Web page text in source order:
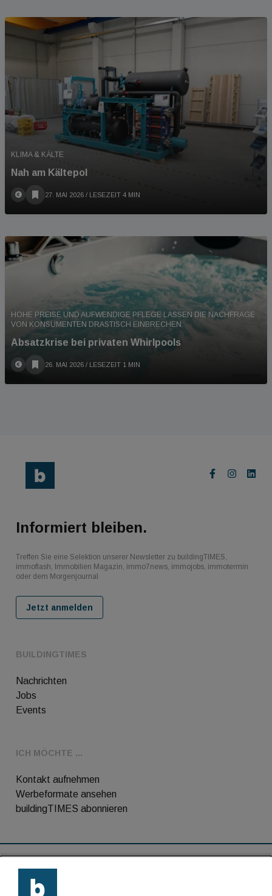
KLIMA & KÄLTE
Nah am Kältepol
27. MAI 2026 / LESEZEIT 4 MIN
HOHE PREISE UND AUFWENDIGE PFLEGE LASSEN DIE NACHFRAGE
VON KONSUMENTEN DRASTISCH EINBRECHEN.
Absatzkrise bei privaten Whirlpools
26. MAI 2026 / LESEZEIT 1 MIN
BUILDINGTIMES
Nachrichten
Jobs
Events
ICH MÖCHTE ...
Kontakt aufnehmen
Werbeformate ansehen
buildingTIMES abonnieren
Informiert bleiben.
Treffen Sie eine Selektion unserer Newsletter zu buildingTIMES,
immoflash, Immobilien Magazin, immo7news, immojobs, immotermin
oder dem Morgenjournal
Jetzt anmelden